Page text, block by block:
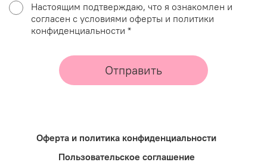
Настоящим подтверждаю, что я ознакомлен и
согласен с условиями оферты и политики
конфиденциальности *
Отправить
Оферта и политика конфиденциальности
Пользовательское соглашение